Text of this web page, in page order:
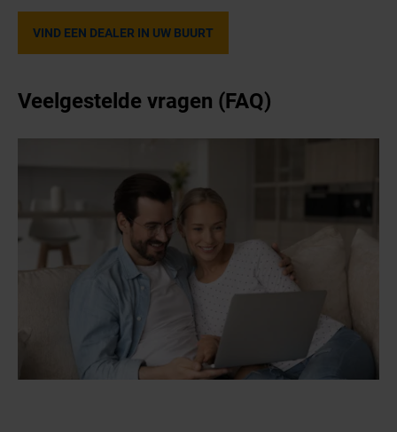
VIND EEN DEALER IN UW BUURT
Veelgestelde vragen (FAQ)